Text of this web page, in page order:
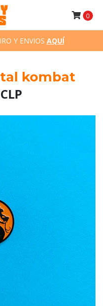
Y ENVIOS AQUÍ
0
kombat